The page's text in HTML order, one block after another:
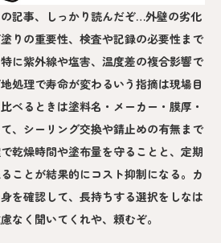
記事、しっかり読んだぞ…外壁の劣化
りの重要性、検査や記録の必要性まで
に紫外線や塩害、温度差の複合影響で
処理で寿命が変わるいう指摘は現場目
べるときは塗料名・メーカー・膜厚・
、シーリング交換や錆止めの有無まで
乾燥時間や塗布量を守ることと、定期
ことが結果的にコスト抑制になる。カ
を確認して、長持ちする選択をしなは
なく聞いてくれや、頼むぞ。